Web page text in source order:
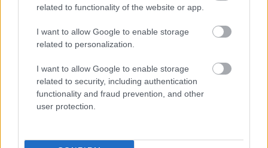
related to functionality of the website or app.
I want to allow Google to enable storage
related to personalization.
I want to allow Google to enable storage
related to security, including authentication
functionality and fraud prevention, and other
user protection.
Το Google Assistant αποσύρεται από
τα Android τηλέφωνα τον Σεπτέμβριο